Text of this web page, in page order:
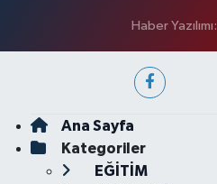
Haber Yazılımı:
Ana Sayfa
Kategoriler
EĞİTİM